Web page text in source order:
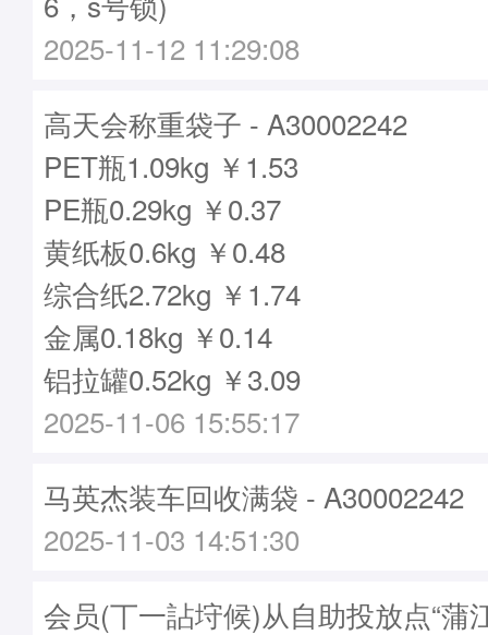
2025-11-12 11:29:08
高天会称重袋子 - A30002242
PET瓶1.09kg ￥1.53
PE瓶0.29kg ￥0.37
黄纸板0.6kg ￥0.48
综合纸2.72kg ￥1.74
金属0.18kg ￥0.14
铝拉罐0.52kg ￥3.09
2025-11-06 15:55:17
马英杰装车回收满袋 - A30002242
2025-11-03 14:51:30
会员(丅一詀垨候)从自助投放点“蒲